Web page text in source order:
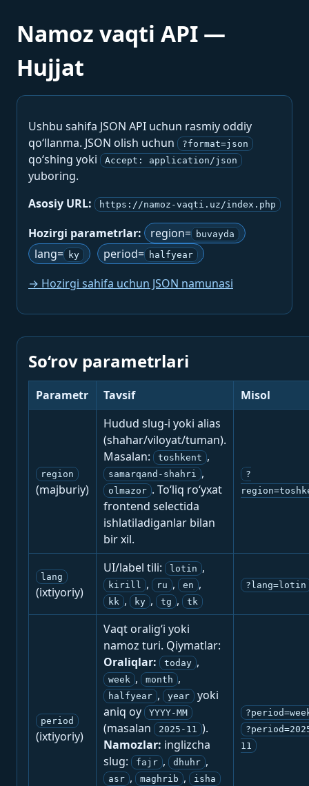
Namoz vaqti API —
Hujjat
Ushbu sahifa JSON API uchun rasmiy oddiy
qo‘llanma. JSON olish uchun
?format=json
qo‘shing yoki Accept: application/json
yuboring.
Asosiy URL:
https://namoz-vaqti.uz/index.php
Hozirgi parametrlar: region= buvayda
lang= ky period= halfyear
→ Hozirgi sahifa uchun JSON namunasi
So‘rov parametrlari
Parametr Tavsif Misol
region
(majburiy)
Hudud slug-i yoki alias
(shahar/viloyat/tuman).
Masalan:
toshkent ,
samarqand-shahri ,
olmazor . To‘liq ro‘yxat
frontend selectida
ishlatiladiganlar bilan
bir xil.
?
lang
(ixtiyoriy)
UI/label tili: lotin ,
kirill , ru , en ,
kk , ky , tg , tk
?lang=lotin
period
(ixtiyoriy)
Vaqt oralig‘i yoki
namoz turi. Qiymatlar:
Oraliqlar:
today ,
week , month ,
halfyear , year
yoki
aniq oy
YYYY-MM
(masalan 2025-11 ).
Namozlar: inglizcha
slug:
fajr , dhuhr ,
asr , maghrib , isha
11